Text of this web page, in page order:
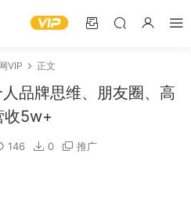
VIP 正文
品牌思维、朋友圈、高
收5w+
146 0 推广